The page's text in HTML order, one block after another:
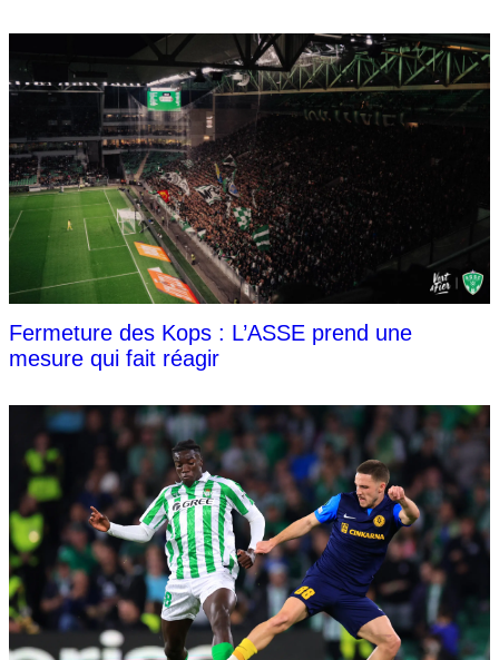
Fermeture des Kops : L’ASSE prend une
mesure qui fait réagir